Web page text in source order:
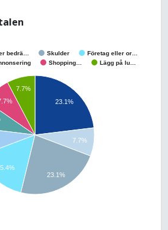
bedrä… Skulder
Företag eller or…
Shopping… Lägg på lu…
23.1%
7.7%
7.7%
23.1%